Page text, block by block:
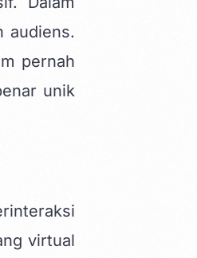
audiens.
pernah
unik
virtual